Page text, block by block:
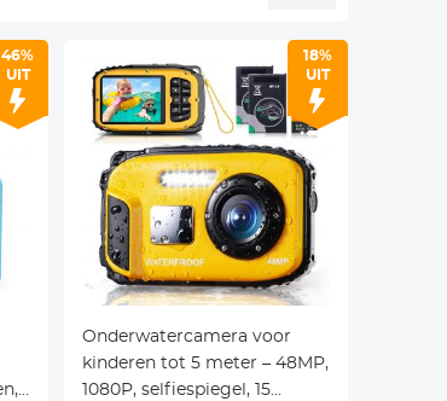
46%
UIT
18%
UIT
Onderwatercamera voor
kinderen tot 5 meter – 48MP,
1080P, selfiespiegel, 15